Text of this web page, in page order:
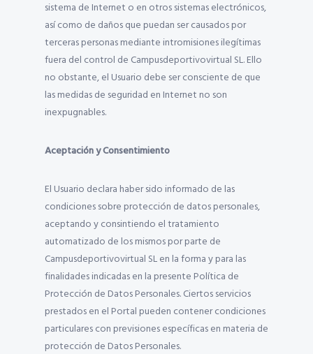
sistema de Internet o en otros sistemas electrónicos,
así como de daños que puedan ser causados por
terceras personas mediante intromisiones ilegítimas
fuera del control de Campusdeportivovirtual SL. Ello
no obstante, el Usuario debe ser consciente de que
las medidas de seguridad en Internet no son
inexpugnables.
Aceptación y Consentimiento
El Usuario declara haber sido informado de las
condiciones sobre protección de datos personales,
aceptando y consintiendo el tratamiento
automatizado de los mismos por parte de
Campusdeportivovirtual SL en la forma y para las
finalidades indicadas en la presente Política de
Protección de Datos Personales. Ciertos servicios
prestados en el Portal pueden contener condiciones
particulares con previsiones específicas en materia de
protección de Datos Personales.